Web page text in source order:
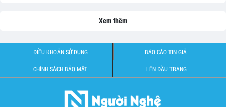
Xem thêm
ĐIỀU KHOẢN SỬ DỤNG BÁO CÁO TIN GIẢ
CHÍNH SÁCH BẢO MẬT LÊN ĐẦU TRANG